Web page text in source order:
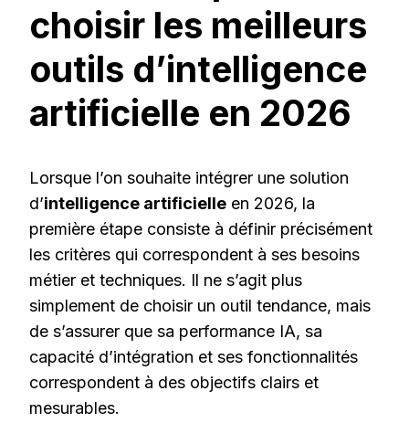
choisir les meilleurs
outils d’intelligence
artificielle en 2026
Lorsque l’on souhaite intégrer une solution
d’intelligence artificielle en 2026, la
première étape consiste à définir précisément
les critères qui correspondent à ses besoins
métier et techniques. Il ne s’agit plus
simplement de choisir un outil tendance, mais
de s’assurer que sa performance IA, sa
capacité d’intégration et ses fonctionnalités
correspondent à des objectifs clairs et
mesurables.